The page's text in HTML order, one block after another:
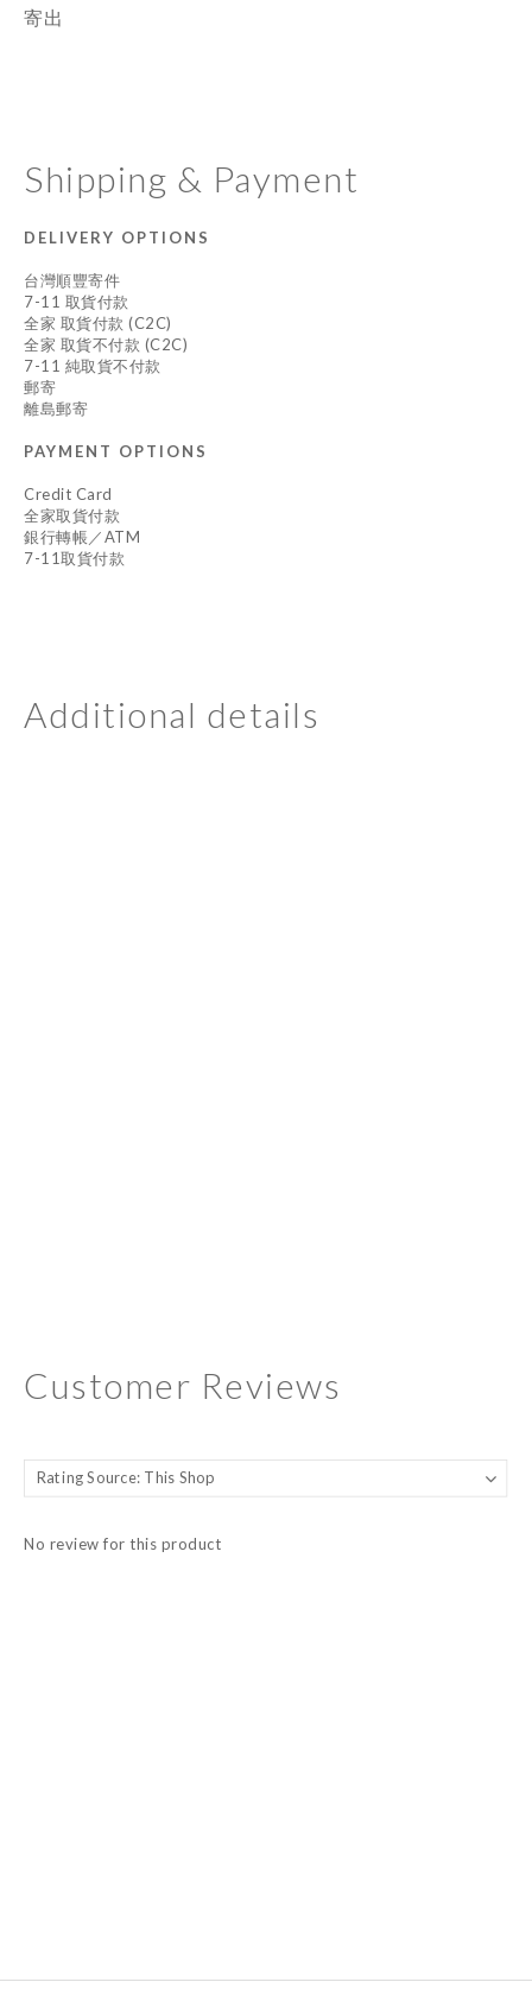
寄出
Shipping & Payment
DELIVERY OPTIONS
台灣順豐寄件
7-11 取貨付款
全家 取貨付款 (C2C)
全家 取貨不付款 (C2C)
7-11 純取貨不付款
郵寄
離島郵寄
PAYMENT OPTIONS
Credit Card
全家取貨付款
銀行轉帳／ATM
7-11取貨付款
Additional details
Customer Reviews
No review for this product